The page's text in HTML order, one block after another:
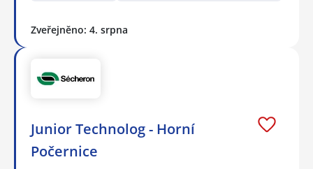
Zveřejněno: 4. srpna
Junior Technolog - Horní
Počernice